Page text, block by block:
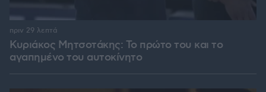
Κυριάκος Μητσοτάκης: Το πρώτο του και το
αγαπημένο του αυτοκίνητο
πριν 29 λεπτά